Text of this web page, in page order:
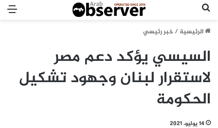
الرئيسية/خبر رئيسي
السيسي يؤكد دعم مصر
لاستقرار لبنان وجهود تشكيل
الحكومة
14 يوليو، 2021